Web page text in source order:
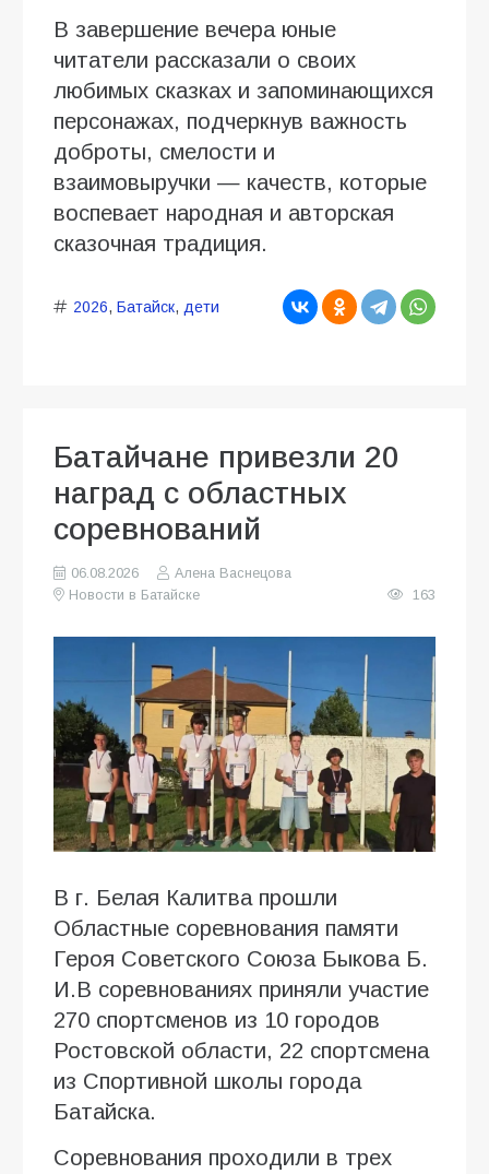
В завершение вечера юные
читатели рассказали о своих
любимых сказках и запоминающихся
персонажах, подчеркнув важность
доброты, смелости и
взаимовыручки — качеств, которые
воспевает народная и авторская
сказочная традиция.
2026, Батайск, дети
Батайчане привезли 20
наград с областных
соревнований
06.08.2026
Алена Васнецова
Новости в Батайске
163
В г. Белая Калитва прошли
Областные соревнования памяти
Героя Советского Союза Быкова Б.
И.В соревнованиях приняли участие
270 спортсменов из 10 городов
Ростовской области, 22 спортсмена
из Спортивной школы города
Батайска.
Соревнования проходили в трех